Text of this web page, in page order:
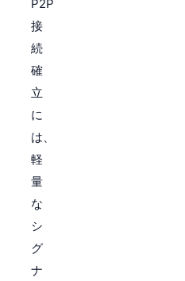
P2P
接
続
確
立
に
は、
軽
量
な
シ
グ
ナ